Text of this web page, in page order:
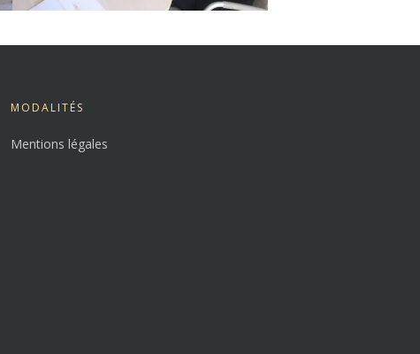
MODALITÉS
Mentions légales